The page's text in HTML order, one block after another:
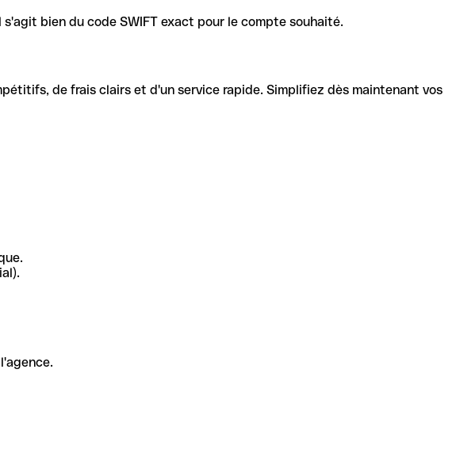
bien du code SWIFT exact pour le compte souhaité.
de frais clairs et d'un service rapide. Simplifiez dès maintenant vos